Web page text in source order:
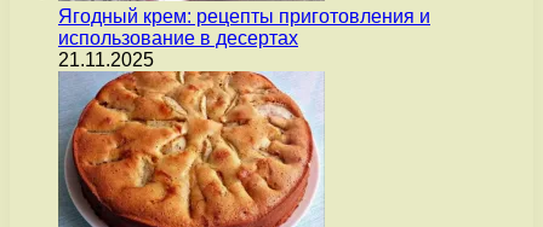
Ягодный крем: рецепты приготовления и
использование в десертах
21.11.2025